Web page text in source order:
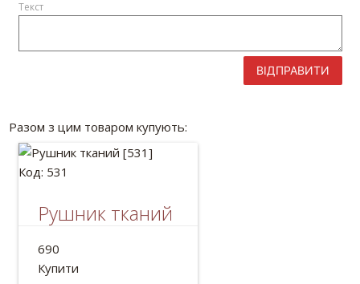
Текст
ВІДПРАВИТИ
Разом з цим товаром купують:
Код: 531
Рушник тканий
Рушник тканий льняной
Довжина: 2м
690
Купити